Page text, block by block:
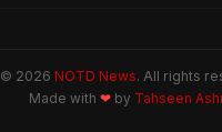
© 2026 NOTD News. All rights
Made with ❤ by Tahseen